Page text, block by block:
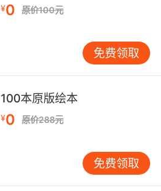
¥0 原价100元
免费领取
100本原版绘本
¥0 原价288元
免费领取